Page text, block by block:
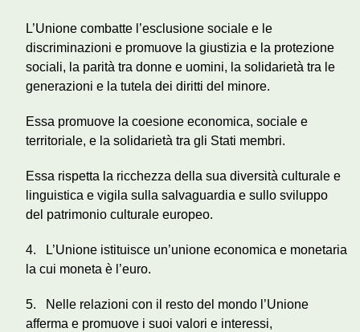
L’Unione combatte l’esclusione sociale e le
discriminazioni e promuove la giustizia e la protezione
sociali, la parità tra donne e uomini, la solidarietà tra le
generazioni e la tutela dei diritti del minore.
Essa promuove la coesione economica, sociale e
territoriale, e la solidarietà tra gli Stati membri.
Essa rispetta la ricchezza della sua diversità culturale e
linguistica e vigila sulla salvaguardia e sullo sviluppo
del patrimonio culturale europeo.
4. L’Unione istituisce un’unione economica e monetaria
la cui moneta è l’euro.
5. Nelle relazioni con il resto del mondo l’Unione
afferma e promuove i suoi valori e interessi,